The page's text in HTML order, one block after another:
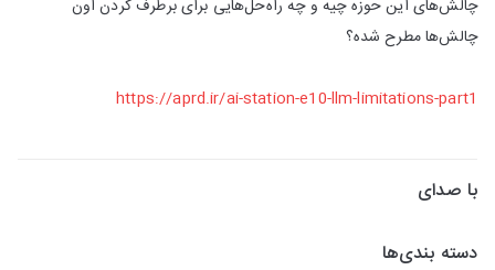
چالش‌های این حوزه چیه و چه راه‌حل‌هایی برای برطرف کردن اون
چالش‌ها مطرح شده؟
https://aprd.ir/ai-station-e10-llm-limitations-part1
با صدای
دسته بندی‌ها